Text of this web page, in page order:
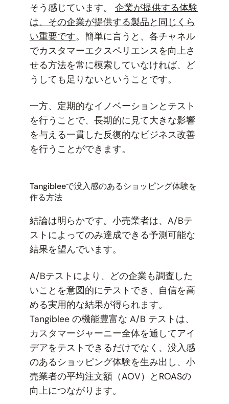
そう感じています。 企業が提供する体験
は、その企業が提供する製品と同じくら
い重要です。簡単に言うと、各チャネル
でカスタマーエクスペリエンスを向上さ
せる方法を常に模索していなければ、ど
うしても足りないということです。
一方、定期的なイノベーションとテスト
を行うことで、長期的に見て大きな影響
を与える一貫した反復的なビジネス改善
を行うことができます。
Tangibleeで没入感のあるショッピング体験を
作る方法
結論は明らかです。小売業者は、A/Bテ
ストによってのみ達成できる予測可能な
結果を望んでいます。
A/Bテストにより、どの企業も調査した
いことを意図的にテストでき、自信を高
める実用的な結果が得られます。
Tangiblee の機能豊富な A/B テストは、
カスタマージャーニー全体を通してアイ
デアをテストできるだけでなく、没入感
のあるショッピング体験を生み出し、小
売業者の平均注文額（AOV）とROASの
向上につながります。